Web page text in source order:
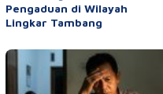
Pengaduan di Wilayah
Lingkar Tambang